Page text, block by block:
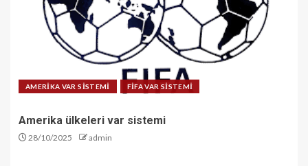
AMERİKA VAR SİSTEMİ FİFA VAR SİSTEMİ
Amerika ülkeleri var sistemi
28/10/2025 admin